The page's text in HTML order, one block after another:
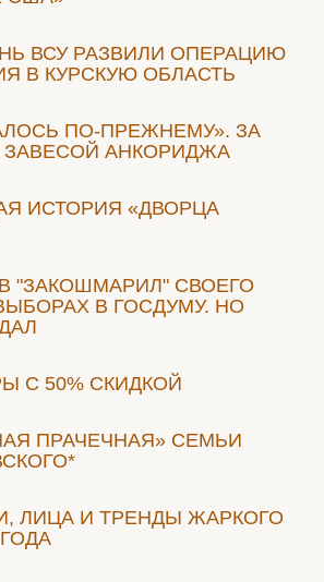
ВСУ РАЗВИЛИ ОПЕРАЦИЮ
В КУРСКУЮ ОБЛАСТЬ
ПО-ПРЕЖНЕМУ». ЗА
АНКОРИДЖА
ИСТОРИЯ «ДВОРЦА
"ЗАКОШМАРИЛ" СВОЕГО
В ГОСДУМУ. НО
С 50% СКИДКОЙ
ПРАЧЕЧНАЯ» СЕМЬИ
ЛИЦА И ТРЕНДЫ ЖАРКОГО